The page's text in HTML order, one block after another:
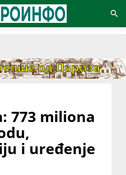
773 miliona
i uređenje